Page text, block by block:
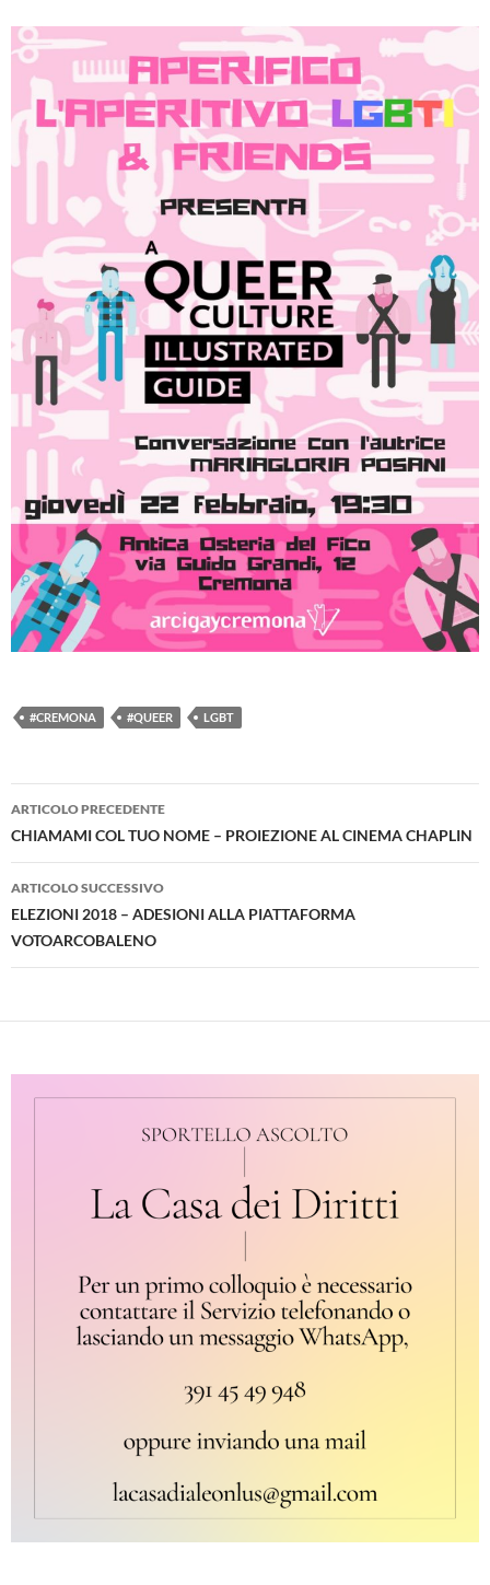
#CREMONA #QUEER LGBT
Navigazione
articolo
ARTICOLO PRECEDENTE
CHIAMAMI COL TUO NOME – PROIEZIONE AL CINEMA CHAPLIN
ARTICOLO SUCCESSIVO
ELEZIONI 2018 – ADESIONI ALLA PIATTAFORMA
VOTOARCOBALENO